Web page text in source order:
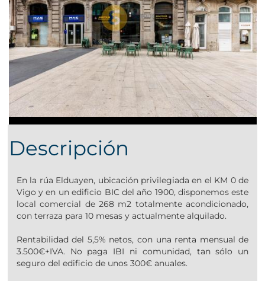
Descripción
En la rúa Elduayen, ubicación privilegiada en el KM 0 de
Vigo y en un edificio BIC del año 1900, disponemos este
local comercial de 268 m2 totalmente acondicionado,
con terraza para 10 mesas y actualmente alquilado.
Rentabilidad del 5,5% netos, con una renta mensual de
3.500€+IVA. No paga IBI ni comunidad, tan sólo un
seguro del edificio de unos 300€ anuales.